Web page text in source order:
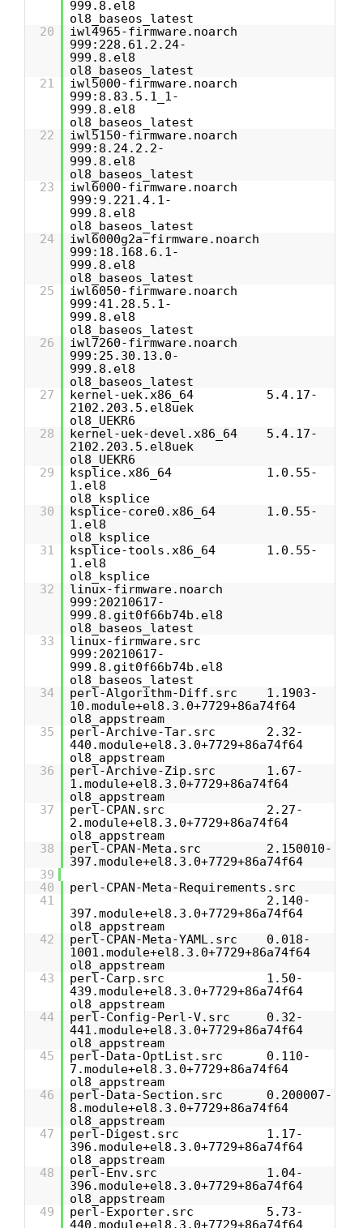
999.8.el8
ol8_baseos_latest
20
iwl4965-firmware.noarch
999:228.61.2.24-
999.8.el8
ol8_baseos_latest
21
iwl5000-firmware.noarch
999:8.83.5.1_1-
999.8.el8
ol8_baseos_latest
22
iwl5150-firmware.noarch
999:8.24.2.2-
999.8.el8
ol8_baseos_latest
23
iwl6000-firmware.noarch
999:9.221.4.1-
999.8.el8
ol8_baseos_latest
24
iwl6000g2a-firmware.noarch
999:18.168.6.1-
999.8.el8
ol8_baseos_latest
25
iwl6050-firmware.noarch
999:41.28.5.1-
999.8.el8
ol8_baseos_latest
26
iwl7260-firmware.noarch
999:25.30.13.0-
999.8.el8
ol8_baseos_latest
27
kernel-uek.x86_64 5.4.17-
2102.203.5.el8uek
ol8_UEKR6
28
kernel-uek-devel.x86_64 5.4.17-
2102.203.5.el8uek
ol8_UEKR6
29
ksplice.x86_64 1.0.55-
1.el8
ol8_ksplice
30
ksplice-core0.x86_64 1.0.55-
1.el8
ol8_ksplice
31
ksplice-tools.x86_64 1.0.55-
1.el8
ol8_ksplice
32
linux-firmware.noarch
999:20210617-
999.8.git0f66b74b.el8
ol8_baseos_latest
33
linux-firmware.src
999:20210617-
999.8.git0f66b74b.el8
ol8_baseos_latest
34
perl-Algorithm-Diff.src 1.1903-
10.module+el8.3.0+7729+86a74f64
ol8_appstream
35
perl-Archive-Tar.src 2.32-
440.module+el8.3.0+7729+86a74f64
ol8_appstream
36
perl-Archive-Zip.src 1.67-
1.module+el8.3.0+7729+86a74f64
ol8_appstream
37
perl-CPAN.src 2.27-
2.module+el8.3.0+7729+86a74f64
ol8_appstream
38
perl-CPAN-Meta.src 2.150010-
397.module+el8.3.0+7729+86a74f64
39
40
perl-CPAN-Meta-Requirements.src
41
2.140-
397.module+el8.3.0+7729+86a74f64
ol8_appstream
42
perl-CPAN-Meta-YAML.src 0.018-
1001.module+el8.3.0+7729+86a74f64
ol8_appstream
43
perl-Carp.src 1.50-
439.module+el8.3.0+7729+86a74f64
ol8_appstream
44
perl-Config-Perl-V.src 0.32-
441.module+el8.3.0+7729+86a74f64
ol8_appstream
45
perl-Data-OptList.src 0.110-
7.module+el8.3.0+7729+86a74f64
ol8_appstream
46
perl-Data-Section.src 0.200007-
8.module+el8.3.0+7729+86a74f64
ol8_appstream
47
perl-Digest.src 1.17-
396.module+el8.3.0+7729+86a74f64
ol8_appstream
48
perl-Env.src 1.04-
396.module+el8.3.0+7729+86a74f64
ol8_appstream
49
perl-Exporter.src 5.73-
440.module+el8.3.0+7729+86a74f64